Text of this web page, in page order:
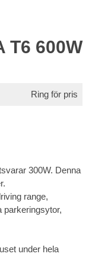
T6 600W
Ring för pris
300W. Denna
range,
parkeringsytor,
under hela